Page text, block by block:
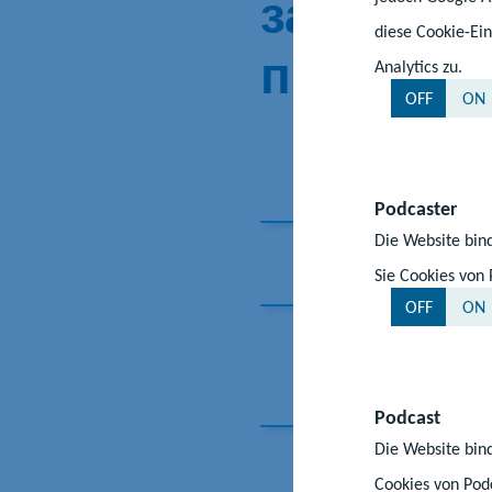
diese Cookie-
Analytics zu.
OFF
ON
Podcaster
Die Website
Sie Cookies von
OFF
ON
Podcast
Die Website
Cookies von
про
Mittlere